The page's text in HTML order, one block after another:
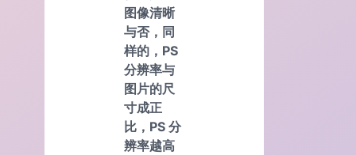
图像清晰
与否，同
样的，PS
分辨率与
图片的尺
寸成正
比，PS 分
辨率越高